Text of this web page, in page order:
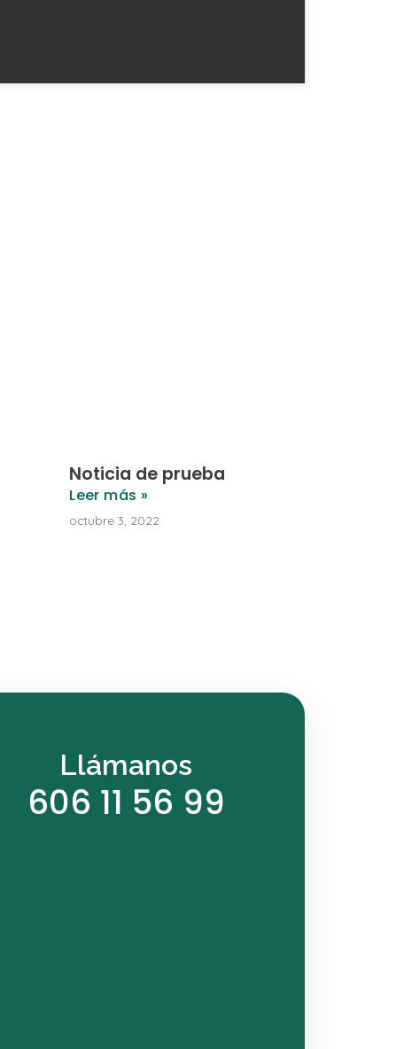
Noticia de prueba
Leer más »
octubre 3, 2022
Llámanos
606 11 56 99